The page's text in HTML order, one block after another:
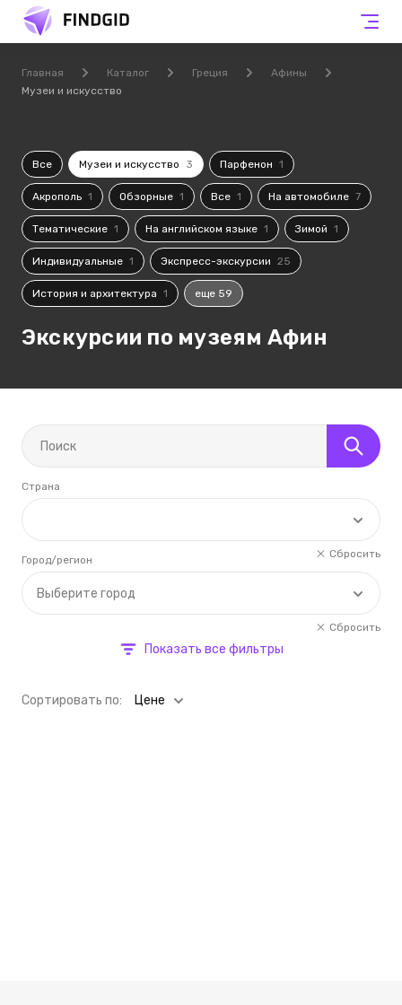
Главная Каталог Греция
Афины
Музеи и искусство
Все Музеи и искусство 3 Парфенон 1
Акрополь 1 Обзорные 1 Все 1 На автомобиле 7
Тематические 1 На английском языке 1 Зимой 1
Индивидуальные 1 Экспресс-экскурсии 25
История и архитектура 1 еще 59
Экскурсии по музеям Афин
Страна
Сбросить
Выберите город
Город/регион
Сбросить
Показать все фильтры
Cортировать по: Цене